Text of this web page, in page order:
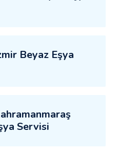
Beyaz Eşya
Servisi